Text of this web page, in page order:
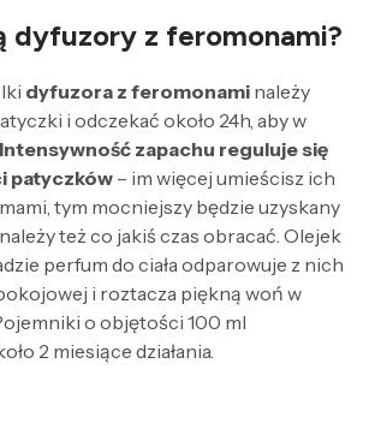
dyfuzory z feromonami?
dyfuzora z feromonami należy
i odczekać około 24h, aby w
Intensywność zapachu reguluje się
patyczków – im więcej umieścisz ich
tym mocniejszy będzie uzyskany
też co jakiś czas obracać. Olejek
perfum do ciała odparowuje z nich
i roztacza piękną woń w
o objętości 100 ml
2 miesiące działania.